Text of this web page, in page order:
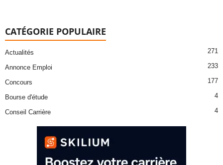
CATÉGORIE POPULAIRE
Actualités 271
Annonce Emploi 233
Concours 177
Bourse d'étude 4
Conseil Carrière 4